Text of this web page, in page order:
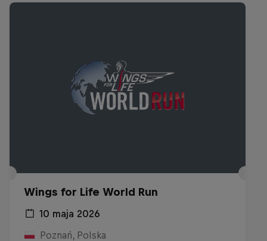
Wings for Life World Run
10 maja 2026
Poznań, Polska